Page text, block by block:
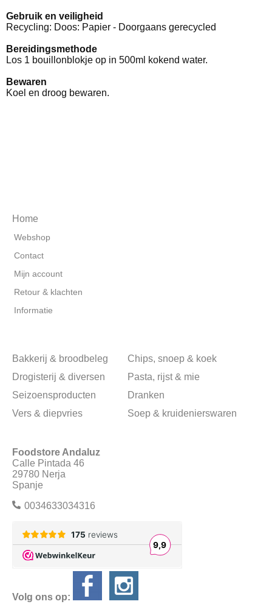
Gebruik en veiligheid
Recycling: Doos: Papier - Doorgaans gerecycled
Bereidingsmethode
Los 1 bouillonblokje op in 500ml kokend water.
Bewaren
Koel en droog bewaren.
Home
Webshop
Contact
Mijn account
Retour & klachten
Informatie
Bakkerij & broodbeleg
Chips, snoep & koek
Drogisterij & diversen
Pasta, rijst & mie
Seizoensproducten
Dranken
Vers & diepvries
Soep & kruidenierswaren
Foodstore Andaluz
Calle Pintada 46
29780 Nerja
Spanje
0034633034316
Volg ons op: